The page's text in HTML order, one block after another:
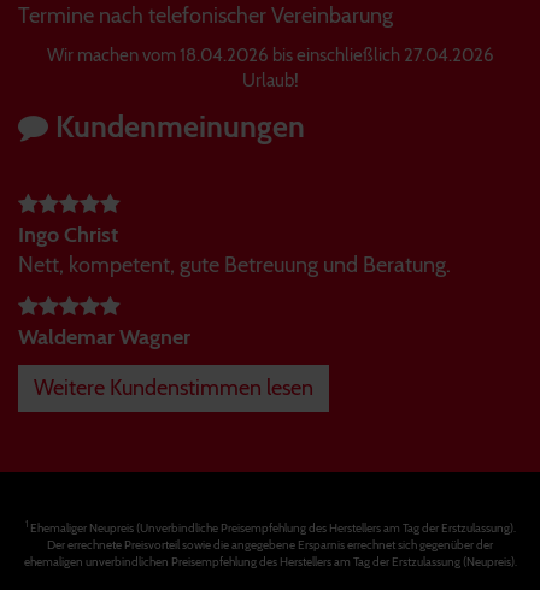
Termine nach telefonischer Vereinbarung
Wir machen vom 18.04.2026 bis einschließlich 27.04.2026
Urlaub!
Kundenmeinungen
Ingo Christ
Nett, kompetent, gute Betreuung und Beratung.
Waldemar Wagner
Weitere Kundenstimmen lesen
1Ehemaliger Neupreis (Unverbindliche Preisempfehlung des Herstellers am Tag der Erstzulassung).
Der errechnete Preisvorteil sowie die angegebene Ersparnis errechnet sich gegenüber der
ehemaligen unverbindlichen Preisempfehlung des Herstellers am Tag der Erstzulassung (Neupreis).